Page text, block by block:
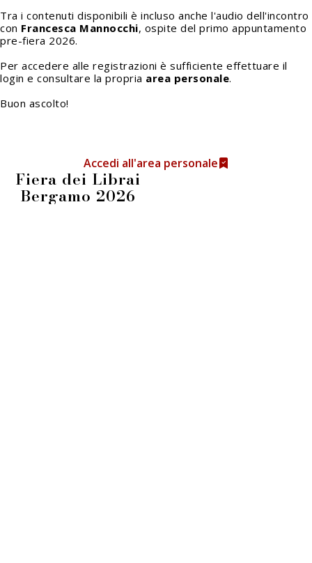
Tra i contenuti disponibili è incluso anche l'audio dell'incontro
con Francesca Mannocchi, ospite del primo appuntamento
pre-fiera 2026.
Per accedere alle registrazioni è sufficiente effettuare il
login e consultare la propria area personale.
Buon ascolto!
Accedi all'area personale
Fiera dei Librai
Bergamo 2026